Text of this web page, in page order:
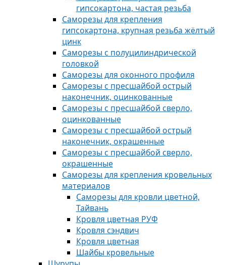
гипсокартона, частая резьба
Саморезы для крепления
гипсокартона, крупная резьба жёлтый
цинк
Саморезы с полуцилиндрической
головкой
Саморезы для оконного профиля
Саморезы с пресшайбой острый
наконечник, оцинкованные
Саморезы с пресшайбой сверло,
оцинкованные
Саморезы с пресшайбой острый
наконечник, окрашенные
Саморезы с пресшайбой сверло,
окрашенные
Саморезы для крепления кровельных
материалов
Саморезы для кровли цветной,
Тайвань
Кровля цветная РУФ
Кровля сэндвич
Кровля цветная
Шайбы кровельные